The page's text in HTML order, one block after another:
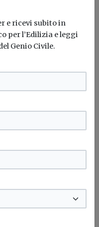
green,
per
di un nuovo
il manuale di
con il
e ricevi subito in
per l’Edilizia e leggi
Genio Civile.